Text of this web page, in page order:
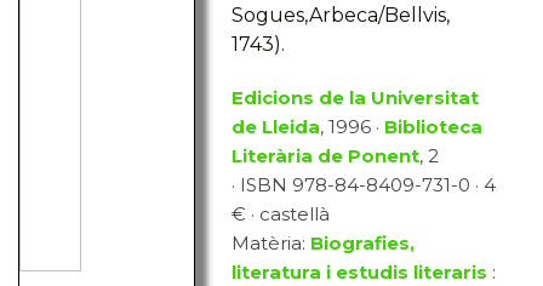
Sogues,Arbeca/Bellvis,
1743).
Edicions de la Universitat
de Lleida, 1996 · Biblioteca
Literària de Ponent, 2
· ISBN 978-84-8409-731-0 · 4
€ · castellà
Matèria: Biografies,
literatura i estudis literaris :